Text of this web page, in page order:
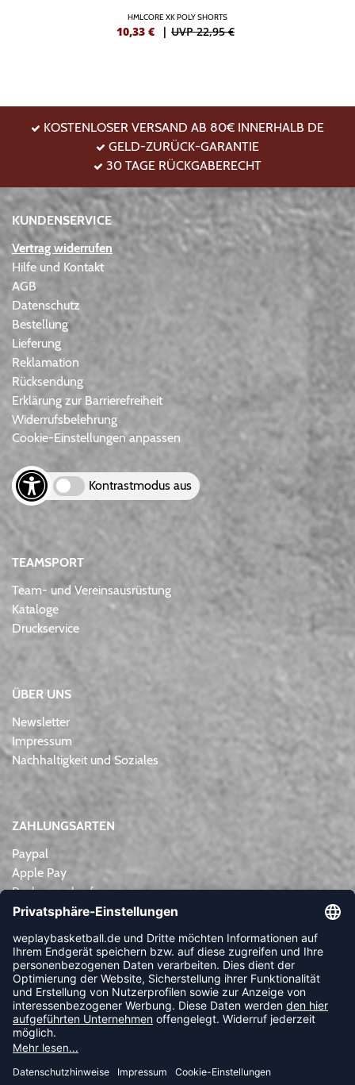
HMLCORE XK POLY SHORTS
10,33 € | UVP 22,95 €
KOSTENLOSER VERSAND AB 80€ INNERHALB DE
GELD-ZURÜCK-GARANTIE
30 TAGE RÜCKGABERECHT
KUNDENSERVICE
Vertrag widerrufen
Hilfe und Kontakt
AGB
Datenschutz
Bestellung
Lieferung
Reklamation
Rücksendung
Erklärung zur Barrierefreiheit
Widerrufsbelehrung
Cookie-Einstellungen anpassen
Kontrastmodus aus
TEAMSPORT
Team- und Vereinsausrüstung
Kataloge
Druckservice
ÜBER UNS
Newsletter
Impressum
Nachhaltigkeit und Soziales
ZAHLUNGSARTEN
Paypal
Apple Pay
Rechnungskauf
Lastschrift
Kreditkarte
Vorkasse
NEWSLETTER